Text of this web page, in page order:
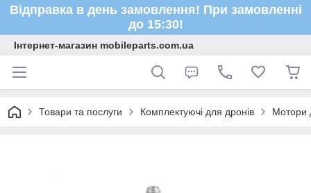
Відправка в день замовлення! При замовленні
до 15:30!
Інтернет-магазин mobileparts.com.ua
Товари та послуги Комплектуючі для дронів Мотори